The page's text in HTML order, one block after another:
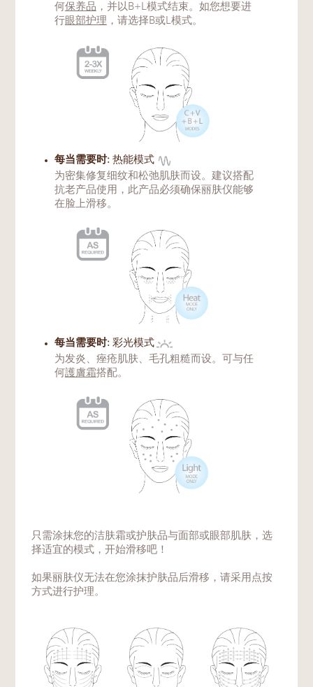
何 保养品 ，并以B+L模式结束。如您想要进
行眼部护理，请选择B或L模式。
每当需要时:热能模式
为密集修复细纹和松弛肌肤而设。建议搭配
抗老产品使用，此产品必须确保丽肤仪能够
在脸上滑移。
每当需要时:彩光模式
为发炎、痤疮肌肤、毛孔粗糙而设。可与任
何 護膚霜搭配。
只需涂抹您的洁肤霜或护肤品与面部或眼部肌肤，选
择适宜的模式，开始滑移吧！
如果丽肤仪无法在您涂抹护肤品后滑移，请采用点按
方式进行护理。